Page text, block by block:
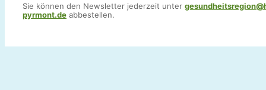
Sie können den Newsletter jederzeit unter
pyrmont.de abbestellen.